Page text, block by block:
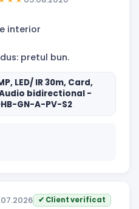
interior
pretul bun.
LED/ IR 30m, Card,
Audio bidirectional -
GN-A-PV-S2
✔ Client verificat